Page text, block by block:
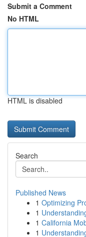
Submit a Comment
No HTML
HTML is disabled
Search
Published News
1 Optimizing
1
1 California
1